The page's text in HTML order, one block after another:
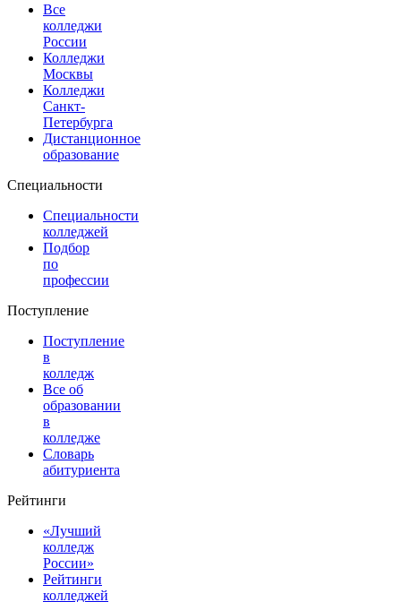
Все
колледжи
России
Колледжи
Москвы
Колледжи
Санкт-
Петербурга
Дистанционное
образование
Специальности
Специальности
колледжей
Подбор
по
профессии
Поступление
Поступление
в
колледж
Все об
образовании
в
колледже
Словарь
абитуриента
Рейтинги
«Лучший
колледж
России»
Рейтинги
колледжей